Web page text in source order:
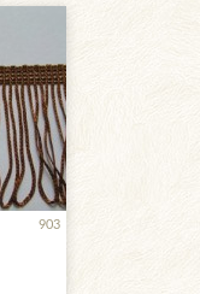
903